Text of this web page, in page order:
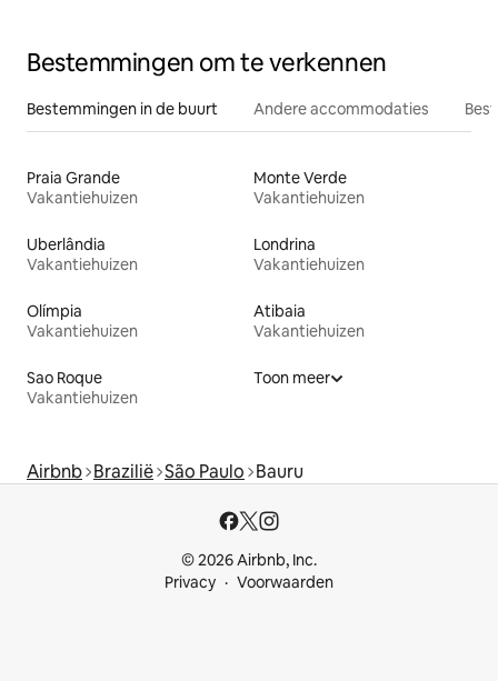
Bestemmingen om te verkennen
Bestemmingen in de buurt Andere accommodaties
Praia Grande
Vakantiehuizen
Monte Verde
Vakantiehuizen
Uberlândia
Vakantiehuizen
Londrina
Vakantiehuizen
Olímpia
Vakantiehuizen
Atibaia
Vakantiehuizen
Sao Roque
Vakantiehuizen
Toon meer
Airbnb Brazilië São Paulo Bauru
© 2026 Airbnb, Inc.
Privacy
Voorwaarden